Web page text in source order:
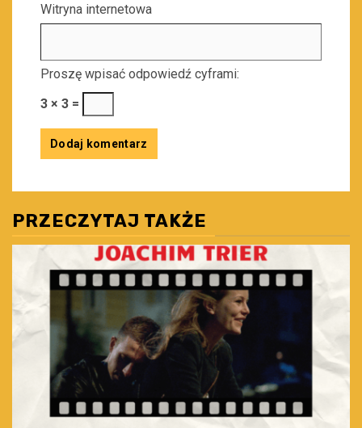
Witryna internetowa
Proszę wpisać odpowiedź cyframi:
3 × 3 =
PRZECZYTAJ TAKŻE